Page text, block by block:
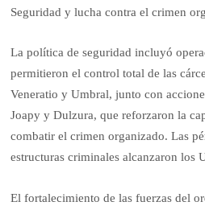
Seguridad y lucha contra el crimen
La política de seguridad incluyó
permitieron el control total de las
Veneratio y Umbral, junto con
Joapy y Dulzura, que reforzaron la
combatir el crimen organizado. Las
estructuras criminales alcanzaron los
El fortalecimiento de las fuerzas del